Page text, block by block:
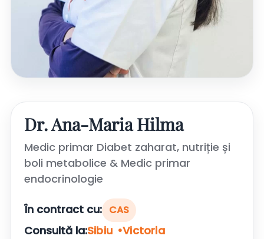
Dr. Ana-Maria Hilma
Medic primar Diabet zaharat, nutriție și
boli metabolice & Medic primar
endocrinologie
În contract cu: CAS
Consultă la:Sibiu
Victoria